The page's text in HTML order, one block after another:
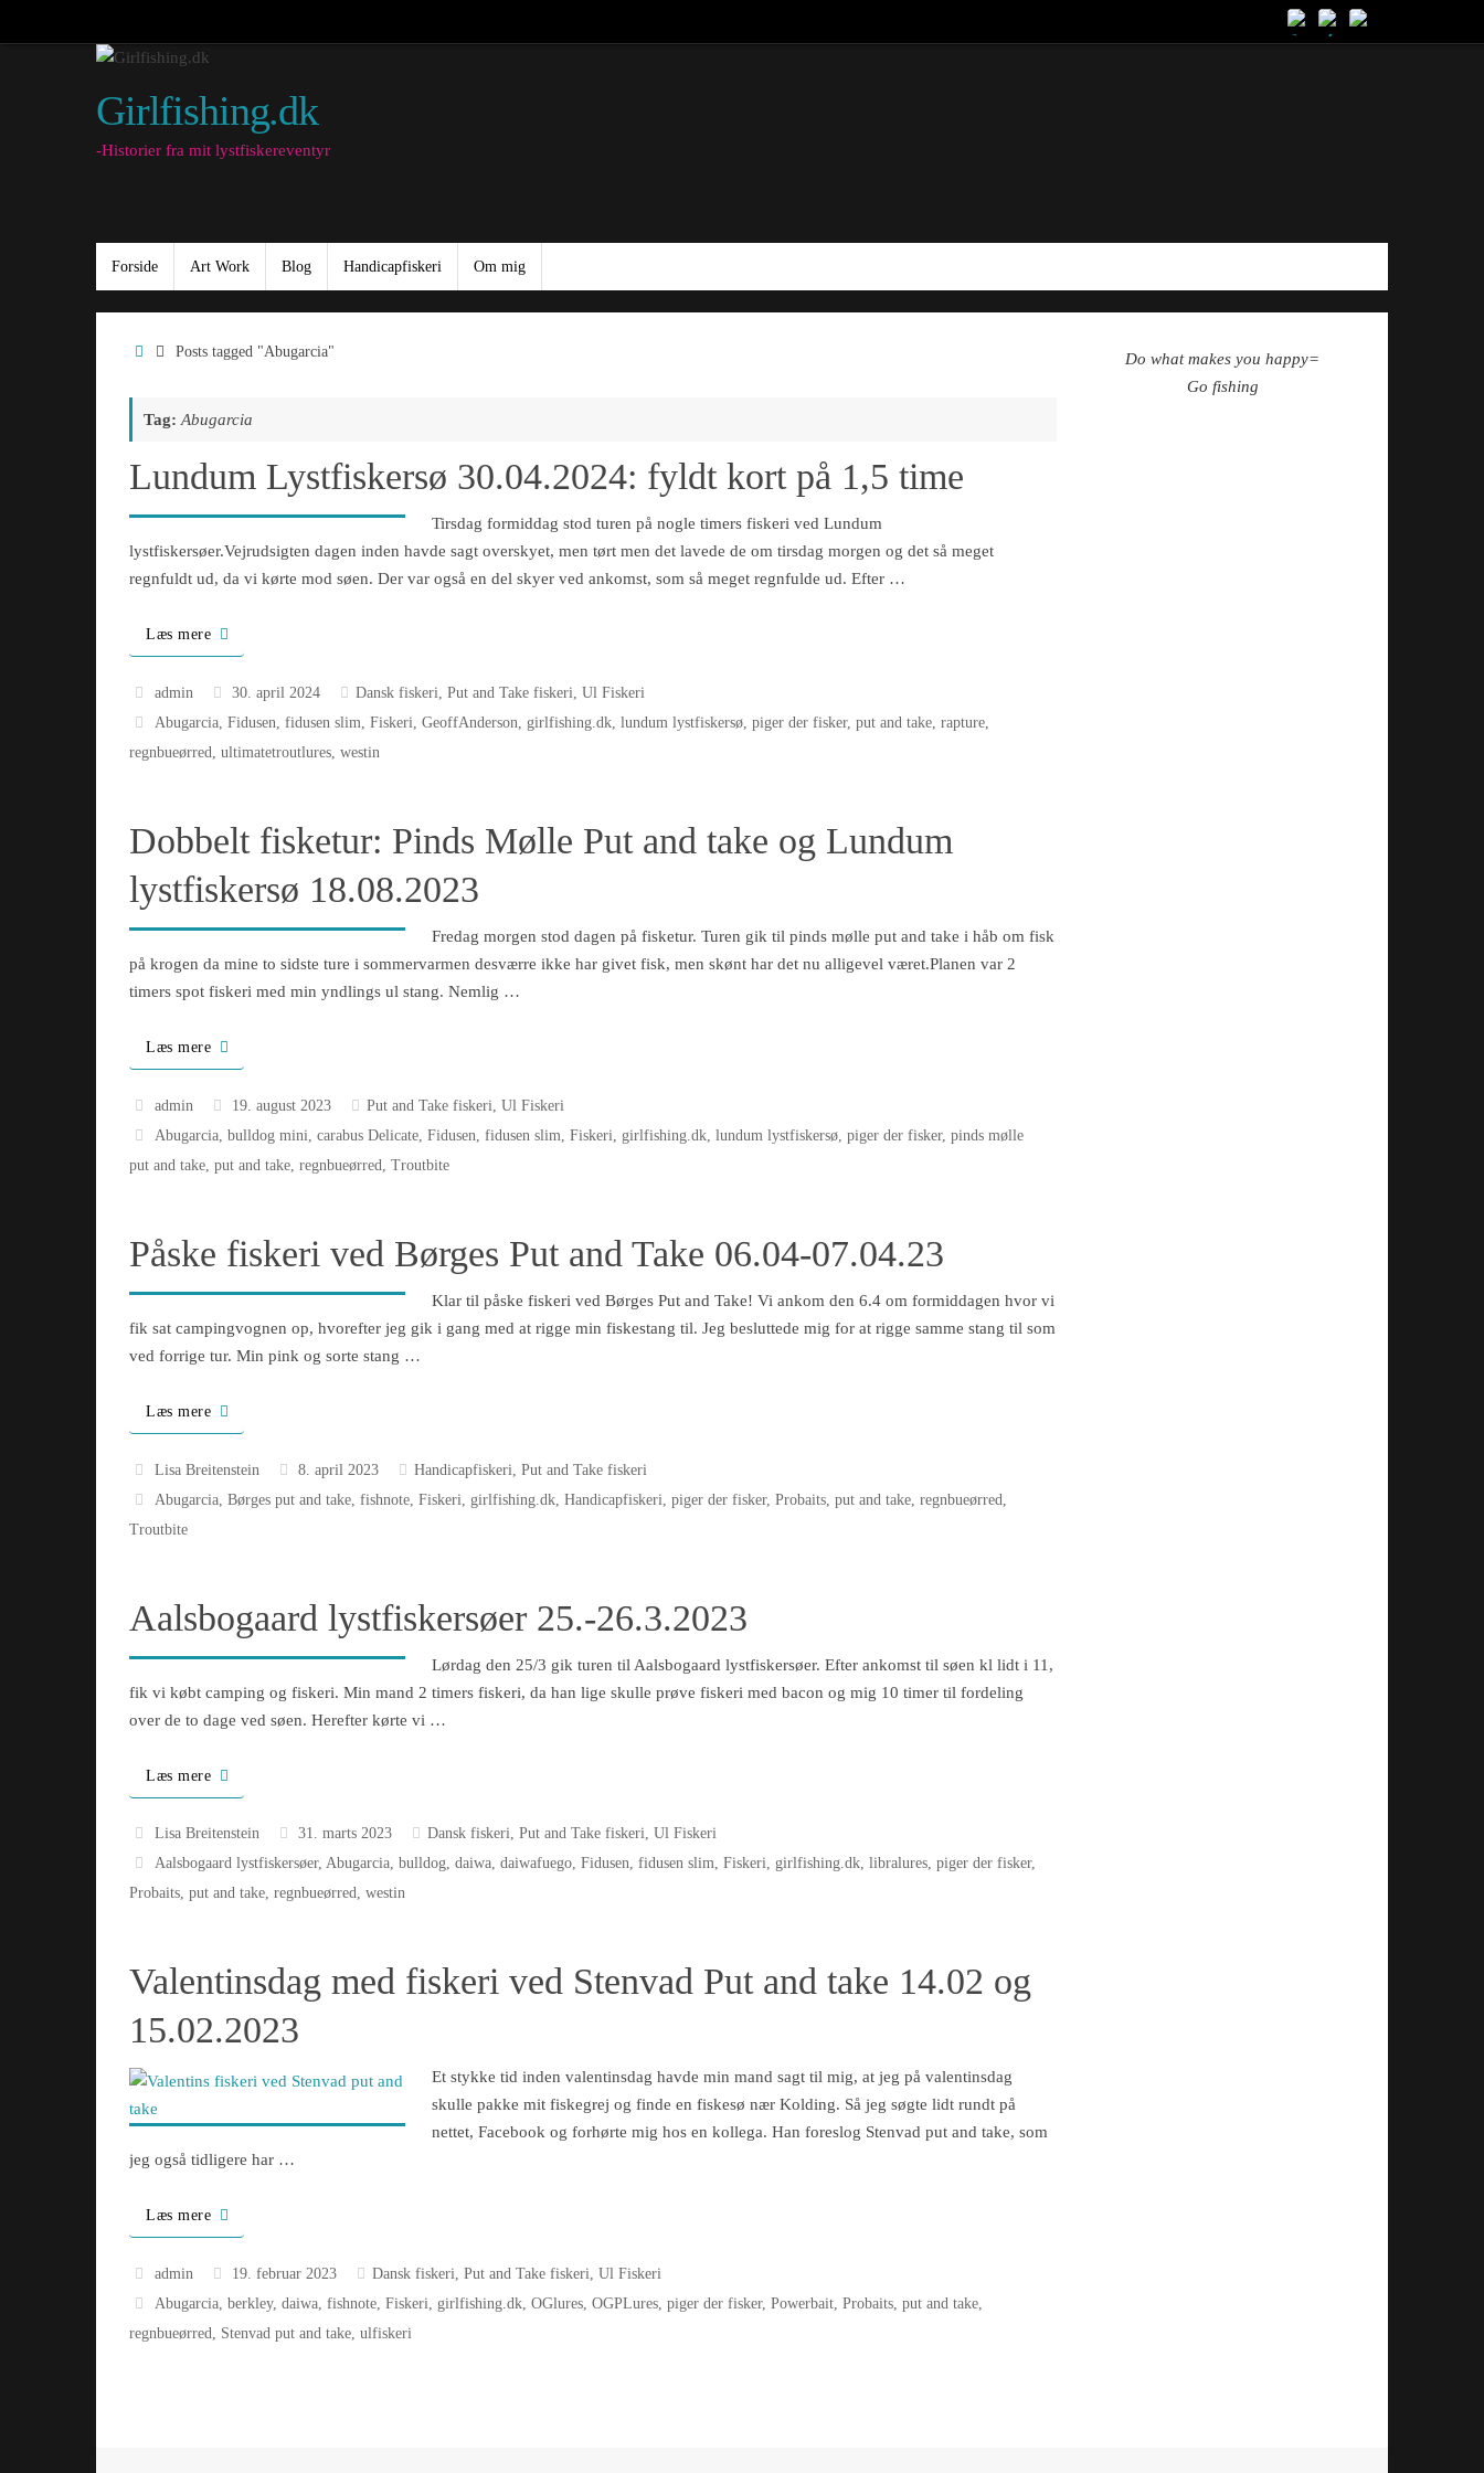
to
Girlfishing.dk
-Historier fra mit lystfiskereventyr
Forside Art Work Blog Handicapfiskeri Om mig
HomePosts tagged "Abugarcia"
Tag:Abugarcia
Lundum Lystfiskersø 30.04.2024: fyldt kort på 1,5 time
Tirsdag formiddag stod turen på nogle timers fiskeri ved Lundum
lystfiskersøer.Vejrudsigten dagen inden havde sagt overskyet, men tørt men det lavede de om tirsdag morgen og det så meget
regnfuldt ud, da vi kørte mod søen. Der var også en del skyer ved ankomst, som så meget regnfulde ud. Efter …
Læs mere
admin 30. april 2024 Dansk fiskeri, Put and Take fiskeri, Ul Fiskeri
Abugarcia,Fidusen,fidusen slim,Fiskeri,GeoffAnderson, girlfishing.dk,lundum lystfiskersø,piger der fisker,put and take,rapture,
regnbueørred, ultimatetroutlures, westin
Dobbelt fisketur: Pinds Mølle Put and take og Lundum
lystfiskersø 18.08.2023
Fredag morgen stod dagen på fisketur. Turen gik til pinds mølle put and take i håb om fisk
på krogen da mine to sidste ture i sommervarmen desværre ikke har givet fisk, men skønt har det nu alligevel været.Planen var 2
timers spot fiskeri med min yndlings ul stang. Nemlig …
Læs mere
admin 19. august 2023 Put and Take fiskeri Ul Fiskeri
Abugarcia ,bulldog mini ,carabus Delicate ,Fidusen ,fidusen slim ,Fiskeri girlfishing.dk ,lundum lystfiskersø ,piger der fisker,pinds mølle
put and take put and take regnbueørred Troutbite
Påske fiskeri ved Børges Put and Take 06.04-07.04.23
Klar til påske fiskeri ved Børges Put and Take! Vi ankom den 6.4 om formiddagen hvor vi
fik sat campingvognen op, hvorefter jeg gik i gang med at rigge min fiskestang til. Jeg besluttede mig for at rigge samme stang til som
ved forrige tur. Min pink og sorte stang …
Læs mere
Lisa Breitenstein 8. april 2023 Handicapfiskeri Put and Take fiskeri
Abugarcia ,Børges put and take ,fishnote ,Fiskeri girlfishing.dk ,Handicapfiskeri ,piger der fisker,Probaits ,put and take ,regnbueørred
Troutbite
Aalsbogaard lystfiskersøer 25.-26.3.2023
Lørdag den 25/3 gik turen til Aalsbogaard lystfiskersøer. Efter ankomst til søen kl lidt i 11,
fik vi købt camping og fiskeri. Min mand 2 timers fiskeri, da han lige skulle prøve fiskeri med bacon og mig 10 timer til fordeling
over de to dage ved søen. Herefter kørte vi …
Læs mere
Lisa Breitenstein 31. marts 2023 Dansk fiskeri, Put and Take fiskeri, Ul Fiskeri
Aalsbogaard lystfiskersøer,Abugarcia,bulldog,daiwa,daiwafuego,Fidusen,fidusen slim,Fiskeri, girlfishing.dk,libralures,piger der fisker,
Probaits, put and take, regnbueørred, westin
Valentinsdag med fiskeri ved Stenvad Put and take 14.02 og
15.02.2023
Et stykke tid inden valentinsdag havde min mand sagt til mig, at jeg på valentinsdag
skulle pakke mit fiskegrej og finde en fiskesø nær Kolding. Så jeg søgte lidt rundt på
nettet, Facebook og forhørte mig hos en kollega. Han foreslog Stenvad put and take, som
jeg også tidligere har …
Læs mere
admin 19. februar 2023 Dansk fiskeri, Put and Take fiskeri, Ul Fiskeri
Abugarcia,berkley,daiwa,fishnote,Fiskeri, girlfishing.dk,OGlures,OGPLures,piger der fisker,Powerbait,Probaits,put and take,
regnbueørred, Stenvad put and take, ulfiskeri
Do what makes you happy=
Go fishing